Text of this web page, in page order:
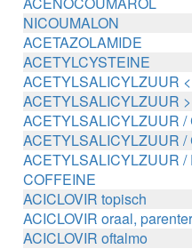
NICOUMALON
ACETAZOLAMIDE
ACETYLCYSTEINE
ACETYLSALICYLZUUR
ACETYLSALICYLZUUR
ACETYLSALICYLZUUR /
ACETYLSALICYLZUUR /
ACETYLSALICYLZUUR /
COFFEINE
ACICLOVIR topisch
ACICLOVIR oraal,
ACICLOVIR oftalmo